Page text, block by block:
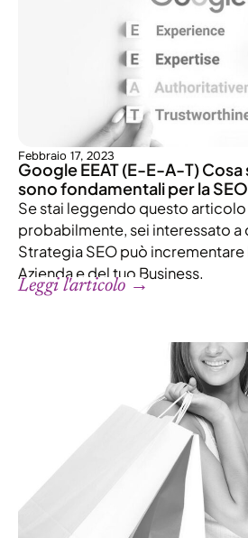
Febbraio 17, 2023
Google EEAT (E-E-A-T)
sono fondamentali per la SEO
Se stai leggendo questo
probabilmente, sei interessato a
Strategia SEO può
Azienda e del tuo Business.
Leggi l'articolo →